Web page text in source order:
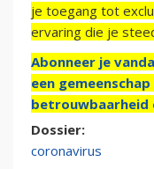
je toegang tot
ervaring die je
Abonneer je
een
betrouwbaarheid
Dossier:
coronavirus